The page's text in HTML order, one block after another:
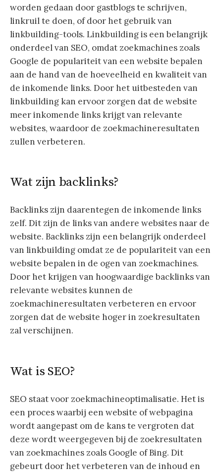
worden gedaan door gastblogs te schrijven,
linkruil te doen, of door het gebruik van
linkbuilding-tools. Linkbuilding is een belangrijk
onderdeel van SEO, omdat zoekmachines zoals
Google de populariteit van een website bepalen
aan de hand van de hoeveelheid en kwaliteit van
de inkomende links. Door het uitbesteden van
linkbuilding kan ervoor zorgen dat de website
meer inkomende links krijgt van relevante
websites, waardoor de zoekmachineresultaten
zullen verbeteren.
Wat zijn backlinks?
Backlinks zijn daarentegen de inkomende links
zelf. Dit zijn de links van andere websites naar de
website. Backlinks zijn een belangrijk onderdeel
van linkbuilding omdat ze de populariteit van een
website bepalen in de ogen van zoekmachines.
Door het krijgen van hoogwaardige backlinks van
relevante websites kunnen de
zoekmachineresultaten verbeteren en ervoor
zorgen dat de website hoger in zoekresultaten
zal verschijnen.
Wat is SEO?
SEO staat voor zoekmachineoptimalisatie. Het is
een proces waarbij een website of webpagina
wordt aangepast om de kans te vergroten dat
deze wordt weergegeven bij de zoekresultaten
van zoekmachines zoals Google of Bing. Dit
gebeurt door het verbeteren van de inhoud en